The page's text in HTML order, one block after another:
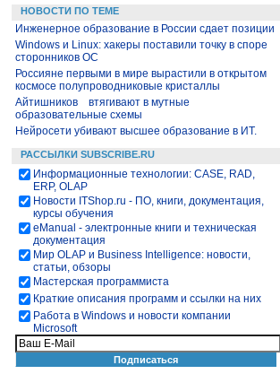
НОВОСТИ ПО ТЕМЕ
Инженерное образование в России сдает позиции
Windows и Linux: хакеры поставили точку в споре
сторонников ОС
Россияне первыми в мире вырастили в открытом
космосе полупроводниковые кристаллы
Айтишников втягивают в мутные
образовательные схемы
Нейросети убивают высшее образование в ИТ.
РАССЫЛКИ SUBSCRIBE.RU
Информационные технологии: CASE, RAD,
ERP, OLAP
Новости ITShop.ru - ПО, книги, документация,
курсы обучения
eManual - электронные книги и техническая
документация
Мир OLAP и Business Intelligence: новости,
статьи, обзоры
Мастерская программиста
Краткие описания программ и ссылки на них
Работа в Windows и новости компании
Microsoft